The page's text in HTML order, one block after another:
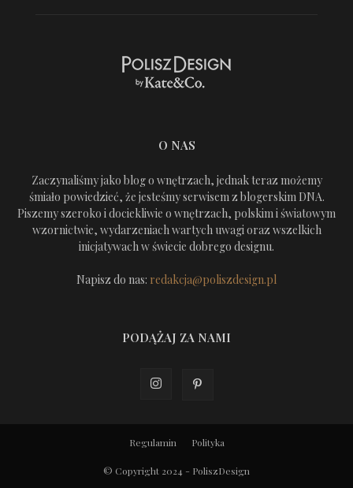
O NAS
Zaczynaliśmy jako blog o wnętrzach, jednak teraz możemy
śmiało powiedzieć, że jesteśmy serwisem z blogerskim DNA.
Piszemy szeroko i dociekliwie o wnętrzach, polskim i światowym
wzornictwie, wydarzeniach wartych uwagi oraz wszelkich
inicjatywach w świecie dobrego designu.
Napisz do nas: redakcja@poliszdesign.pl
PODĄŻAJ ZA NAMI
Regulamin Polityka
© Copyright 2024 - PoliszDesign